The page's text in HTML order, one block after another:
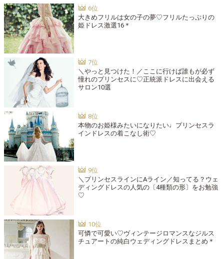
大きめフリルは女の子の夢♡フリルたっぷりの
姫ドレス激選16＊
＼やっと見つけた！／ここに行けば誰もが必ず
憧れのプリンセスに♡正統派ドレスに出会える
サロン10選
本物のお姫様みたいになりたい♩プリンセスラ
インドレスの着こなし術♡
＼プリンセスラインにAライン／知ってる？ウェ
ディングドレスの人気の〔4種類の形〕をお勉強
♡
可憐で可愛い♡ヴィンテージロマンスなジルス
チュアートの純白ウェディングドレスまとめ＊